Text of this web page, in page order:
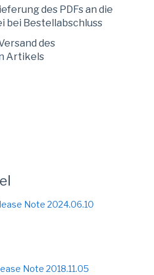
des PDFs an die
bei Bestellabschluss
des
Artikels
Note 2024.06.10
Note 2018.11.05